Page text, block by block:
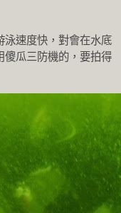
泳速度快，對會在水底
傻瓜三防機的，要拍得